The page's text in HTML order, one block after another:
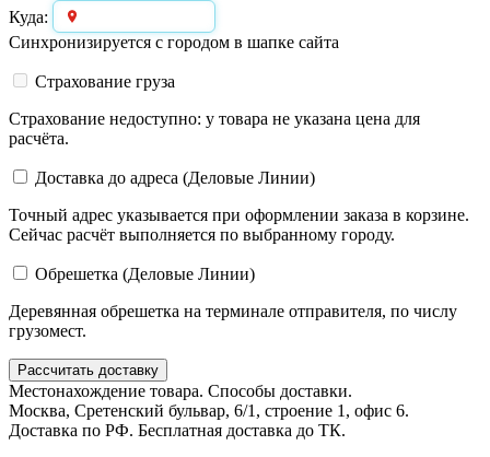
Куда:
Синхронизируется с городом в шапке сайта
Страхование груза
Страхование недоступно: у товара не указана цена для
расчёта.
Доставка до адреса (Деловые Линии)
Точный адрес указывается при оформлении заказа в корзине.
Сейчас расчёт выполняется по выбранному городу.
Обрешетка (Деловые Линии)
Деревянная обрешетка на терминале отправителя, по числу
грузомест.
Рассчитать доставку
Местонахождение товара. Способы доставки.
Москва, Сретенский бульвар, 6/1, строение 1, офис 6.
Доставка по РФ. Бесплатная доставка до ТК.